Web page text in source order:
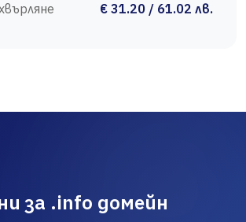
€ 31.20 / 61.02 лв.
за .info домейн